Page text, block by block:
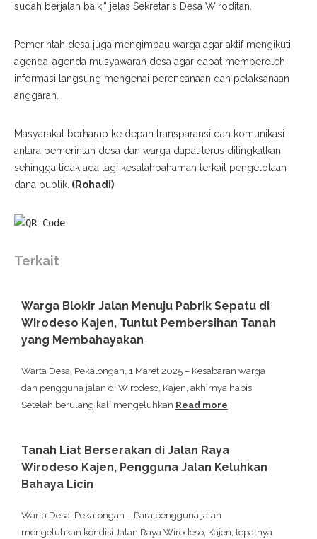
sudah berjalan baik,” jelas Sekretaris Desa Wiroditan.
Pemerintah desa juga mengimbau warga agar aktif mengikuti
agenda-agenda musyawarah desa agar dapat memperoleh
informasi langsung mengenai perencanaan dan pelaksanaan
anggaran.
Masyarakat berharap ke depan transparansi dan komunikasi
antara pemerintah desa dan warga dapat terus ditingkatkan,
sehingga tidak ada lagi kesalahpahaman terkait pengelolaan
dana publik. (Rohadi)
Terkait
Warga Blokir Jalan Menuju Pabrik Sepatu di
Wirodeso Kajen, Tuntut Pembersihan Tanah
yang Membahayakan
Warta Desa, Pekalongan, 1 Maret 2025 – Kesabaran warga
dan pengguna jalan di Wirodeso, Kajen, akhirnya habis.
Setelah berulang kali mengeluhkan Read more
Tanah Liat Berserakan di Jalan Raya
Wirodeso Kajen, Pengguna Jalan Keluhkan
Bahaya Licin
Warta Desa, Pekalongan – Para pengguna jalan
mengeluhkan kondisi Jalan Raya Wirodeso, Kajen, tepatnya